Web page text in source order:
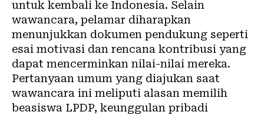
untuk kembali ke Indonesia. Selain
wawancara, pelamar diharapkan
menunjukkan dokumen pendukung seperti
esai motivasi dan rencana kontribusi yang
dapat mencerminkan nilai-nilai mereka.
Pertanyaan umum yang diajukan saat
wawancara ini meliputi alasan memilih
beasiswa LPDP, keunggulan pribadi